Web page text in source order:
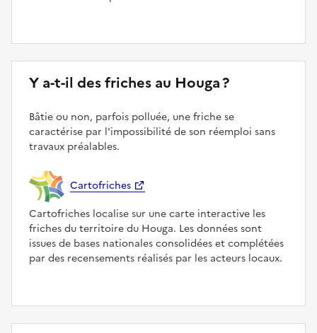
Y a-t-il des friches au Houga ?
Bâtie ou non, parfois polluée, une friche se
caractérise par l'impossibilité de son réemploi sans
travaux préalables.
Cartofriches
Cartofriches localise sur une carte interactive les
friches du territoire du Houga. Les données sont
issues de bases nationales consolidées et complétées
par des recensements réalisés par les acteurs locaux.